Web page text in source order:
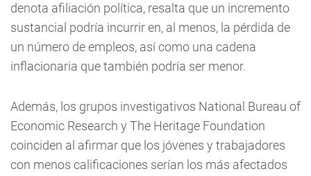
denota afiliación política, resalta que un incremento
sustancial podría incurrir en, al menos, la pérdida de
un número de empleos, así como una cadena
inflacionaria que también podría ser menor.
Además, los grupos investigativos National Bureau of
Economic Research y The Heritage Foundation
coinciden al afirmar que los jóvenes y trabajadores
con menos calificaciones serían los más afectados